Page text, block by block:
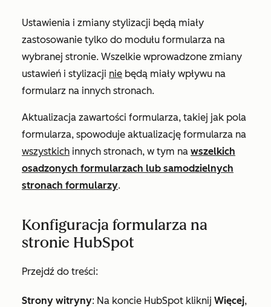
Ustawienia i zmiany stylizacji będą miały
zastosowanie tylko do modułu formularza na
wybranej stronie. Wszelkie wprowadzone zmiany
ustawień i stylizacji nie będą miały wpływu na
formularz na innych stronach.
Aktualizacja zawartości formularza, takiej jak pola
formularza, spowoduje aktualizację formularza na
wszystkich innych stronach, w tym na wszelkich
osadzonych formularzach lub samodzielnych
stronach formularzy.
Konfiguracja formularza na
stronie HubSpot
Przejdź do treści:
Strony witryny: Na koncie HubSpot kliknij Więcej,